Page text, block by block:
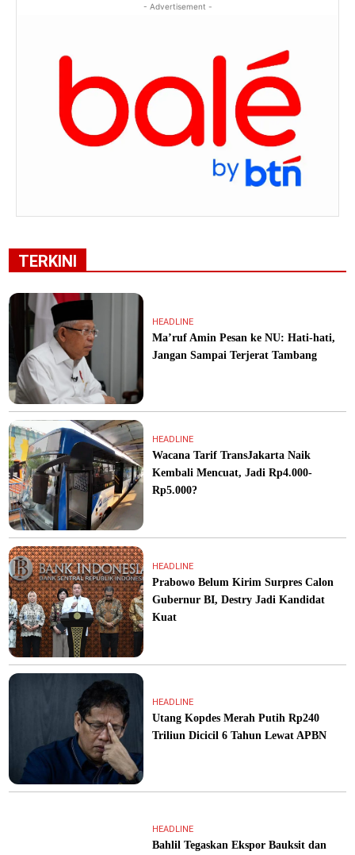
- Advertisement -
TERKINI
HEADLINE
Ma’ruf Amin Pesan ke NU: Hati-hati,
Jangan Sampai Terjerat Tambang
HEADLINE
Wacana Tarif TransJakarta Naik
Kembali Mencuat, Jadi Rp4.000-
Rp5.000?
HEADLINE
Prabowo Belum Kirim Surpres Calon
Gubernur BI, Destry Jadi Kandidat
Kuat
HEADLINE
Utang Kopdes Merah Putih Rp240
Triliun Dicicil 6 Tahun Lewat APBN
HEADLINE
Bahlil Tegaskan Ekspor Bauksit dan